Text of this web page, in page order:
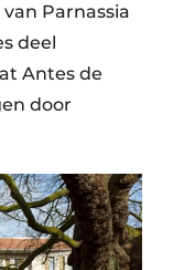
Parnassia
deel
Antes de
door